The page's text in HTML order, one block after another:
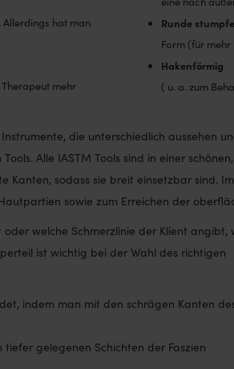
Allerdings hat man
mehr
Runde stumpfe
Form (für
Hakenförmig
( u. a. zum
die unterschiedlich aussehen
Alle IASTM Tools sind in einer
Kanten, sodass sie breit einsetzbar sind.
sowie zum Erreichen der
welche Schmerzlinie der Klient angibt,
ist wichtig bei der Wahl des richtigen
indem man mit den schrägen Kanten
gelegenen Schichten der Faszien